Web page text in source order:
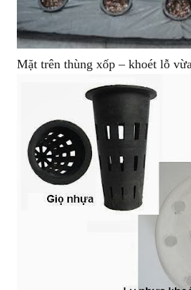
Mặt trên thùng xốp – khoét lỗ